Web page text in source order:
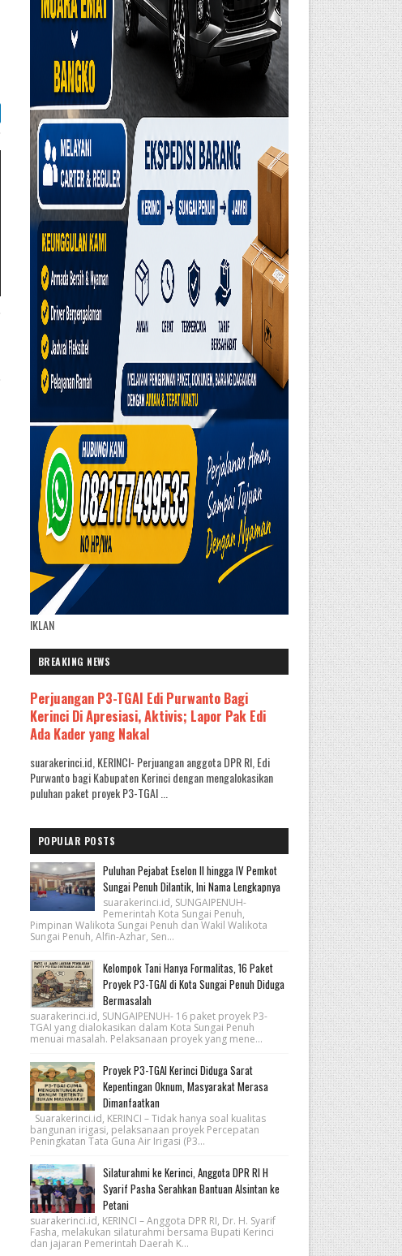
IKLAN
BREAKING NEWS
Perjuangan P3-TGAI Edi Purwanto Bagi
Kerinci Di Apresiasi, Aktivis; Lapor Pak Edi
Ada Kader yang Nakal
suarakerinci.id, KERINCI- Perjuangan anggota DPR RI, Edi
Purwanto bagi Kabupaten Kerinci dengan mengalokasikan
puluhan paket proyek P3-TGAI ...
POPULAR POSTS
Puluhan Pejabat Eselon II hingga IV Pemkot
Sungai Penuh Dilantik, Ini Nama Lengkapnya
suarakerinci.id, SUNGAIPENUH-
Pemerintah Kota Sungai Penuh,
Pimpinan Walikota Sungai Penuh dan Wakil Walikota
Sungai Penuh, Alfin-Azhar, Sen...
Kelompok Tani Hanya Formalitas, 16 Paket
Proyek P3-TGAI di Kota Sungai Penuh Diduga
Bermasalah
suarakerinci.id, SUNGAIPENUH- 16 paket proyek P3-
TGAI yang dialokasikan dalam Kota Sungai Penuh
menuai masalah. Pelaksanaan proyek yang mene...
Proyek P3-TGAI Kerinci Diduga Sarat
Kepentingan Oknum, Masyarakat Merasa
Dimanfaatkan
Suarakerinci.id, KERINCI – Tidak hanya soal kualitas
bangunan irigasi, pelaksanaan proyek Percepatan
Peningkatan Tata Guna Air Irigasi (P3...
Silaturahmi ke Kerinci, Anggota DPR RI H
Syarif Pasha Serahkan Bantuan Alsintan ke
Petani
suarakerinci.id, KERINCI – Anggota DPR RI, Dr. H. Syarif
Fasha, melakukan silaturahmi bersama Bupati Kerinci
dan jajaran Pemerintah Daerah K...